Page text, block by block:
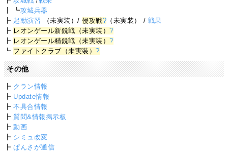
┃ ┗攻城兵器
┣ 起動演習 （未実装）/侵攻戦? （未実装） / 戦果
┣ レオンゲール新鋭戦（未実装）?
┣ レオンゲール精鋭戦（未実装）?
┗ ファイトクラブ（未実装）?
その他
┣ クラン情報
┣ Update情報
┣不具合情報
┣質問&情報掲示板
┣動画
┣ シミュ改変
┣ぱんさが通信